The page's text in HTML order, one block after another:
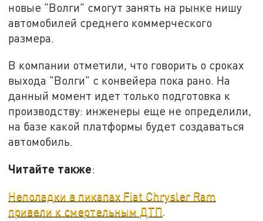
новые "Волги" смогут занять на рынке нишу
автомобилей среднего коммерческого
размера.
В компании отметили, что говорить о сроках
выхода "Волги" с конвейера пока рано. На
данный момент идет только подготовка к
производству: инженеры еще не определили,
на базе какой платформы будет создаваться
автомобиль.
Читайте также:
Неполадки в пикапах Fiat Chrysler Ram
привели к смертельным ДТП